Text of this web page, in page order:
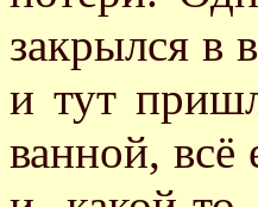
закрылся в
и тут
ванной,